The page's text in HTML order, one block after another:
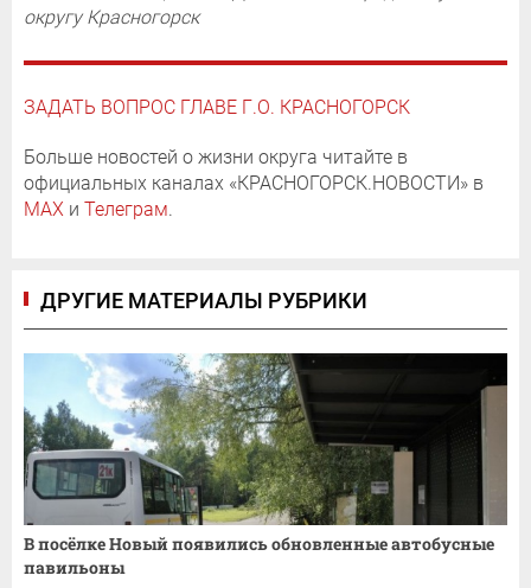
округу Красногорск
ЗАДАТЬ ВОПРОС ГЛАВЕ Г.О. КРАСНОГОРСК
Больше новостей о жизни округа читайте в
официальных каналах «КРАСНОГОРСК.НОВОСТИ» в
MAX и Телеграм.
ДРУГИЕ МАТЕРИАЛЫ РУБРИКИ
В посёлке Новый появились обновленные автобусные
павильоны